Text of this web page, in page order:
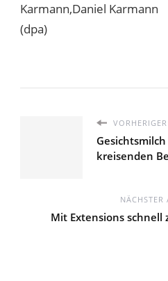
Karmann,Daniel Karmann
(dpa)
kreisenden
NÄCHSTER
Mit Extensions schnell